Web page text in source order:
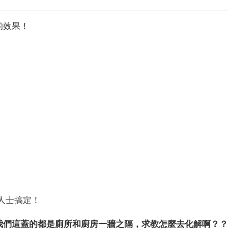
果！
士搞定！
這蓋的都是廁所和廚房一牆之隔，求教怎麼去化解啊？？